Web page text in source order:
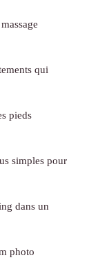
qui
pieds
simples pour
dans un
photo